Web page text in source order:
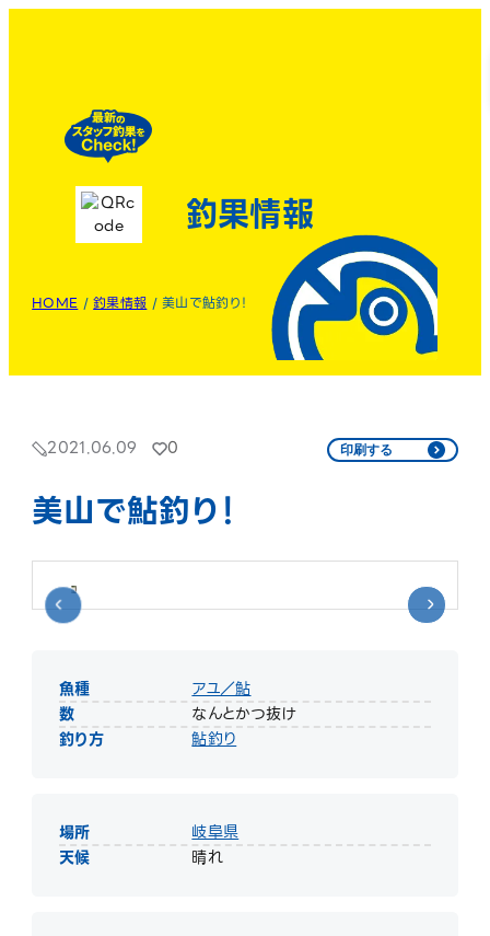
釣果情報
HOME /釣果情報 /美山で鮎釣り！
2021.06.09 0 印刷する
美山で鮎釣り！
魚種
アユ／鮎
数
なんとかつ抜け
釣り方
鮎釣り
場所
岐阜県
天候
晴れ